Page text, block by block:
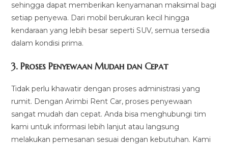
sehingga dapat memberikan kenyamanan maksimal bagi
setiap penyewa. Dari mobil berukuran kecil hingga
kendaraan yang lebih besar seperti SUV, semua tersedia
dalam kondisi prima.
3.Proses Penyewaan Mudah dan Cepat
Tidak perlu khawatir dengan proses administrasi yang
rumit. Dengan Arimbi Rent Car, proses penyewaan
sangat mudah dan cepat. Anda bisa menghubungi tim
kami untuk informasi lebih lanjut atau langsung
melakukan pemesanan sesuai dengan kebutuhan. Kami